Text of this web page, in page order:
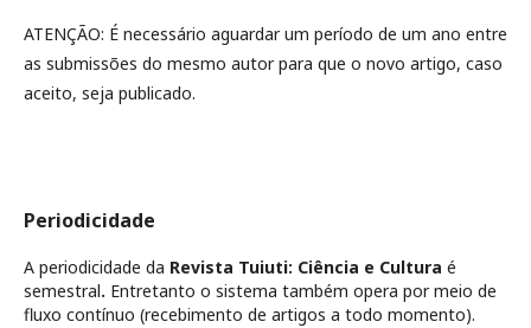
ATENÇÃO: É necessário aguardar um período de um ano entre
as submissões do mesmo autor para que o novo artigo, caso
aceito, seja publicado.
Periodicidade
A periodicidade da Revista Tuiuti: Ciência e Cultura é
semestral. Entretanto o sistema também opera por meio de
fluxo contínuo (recebimento de artigos a todo momento).